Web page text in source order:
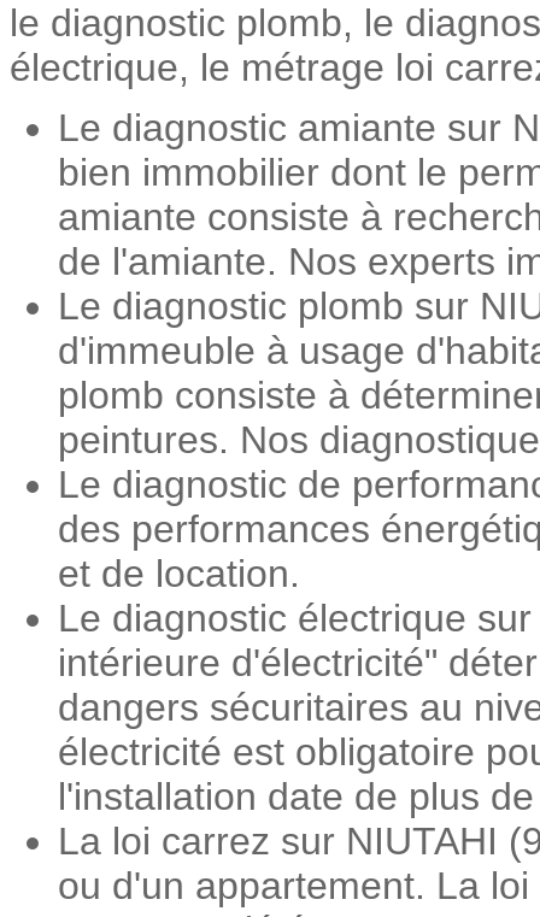
le diagnostic plomb, le
électrique, le métrage loi
Le diagnostic amiante sur
bien immobilier dont le
amiante consiste à
de l'amiante. Nos experts
Le diagnostic plomb sur
d'immeuble à usage
plomb consiste à
peintures. Nos
Le diagnostic de
des performances
et de location.
Le diagnostic électrique
intérieure d'électricité"
dangers sécuritaires au
électricité est obligatoire
l'installation date de plus
La loi carrez sur NIUTAHI
ou d'un appartement. La